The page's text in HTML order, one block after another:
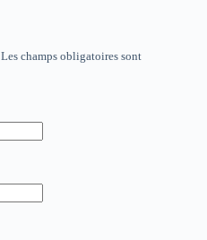
Les champs obligatoires sont